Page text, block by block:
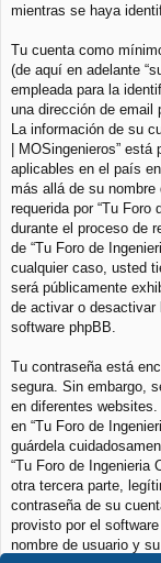
mientras se haya
Tu cuenta como
(de aquí en adelante
empleada para la
una dirección de email
La información de su
| MOSingenieros”
aplicables en el país
más allá de su
requerida por “Tu Foro
durante el proceso de
de “Tu Foro de
cualquier caso, usted
será públicamente
de activar o desactivar
software phpBB.
Tu contraseña está
segura. Sin embargo,
en diferentes
en “Tu Foro de
guárdela
“Tu Foro de Ingenieria
otra tercera parte,
contraseña de su
provisto por el
nombre de usuario y